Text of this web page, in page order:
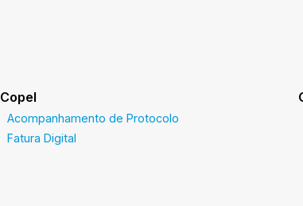
Copel
Acompanhamento de Protocolo
Fatura Digital